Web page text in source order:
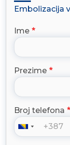
Embolizacija
Ime
Prezime
Broj telefona